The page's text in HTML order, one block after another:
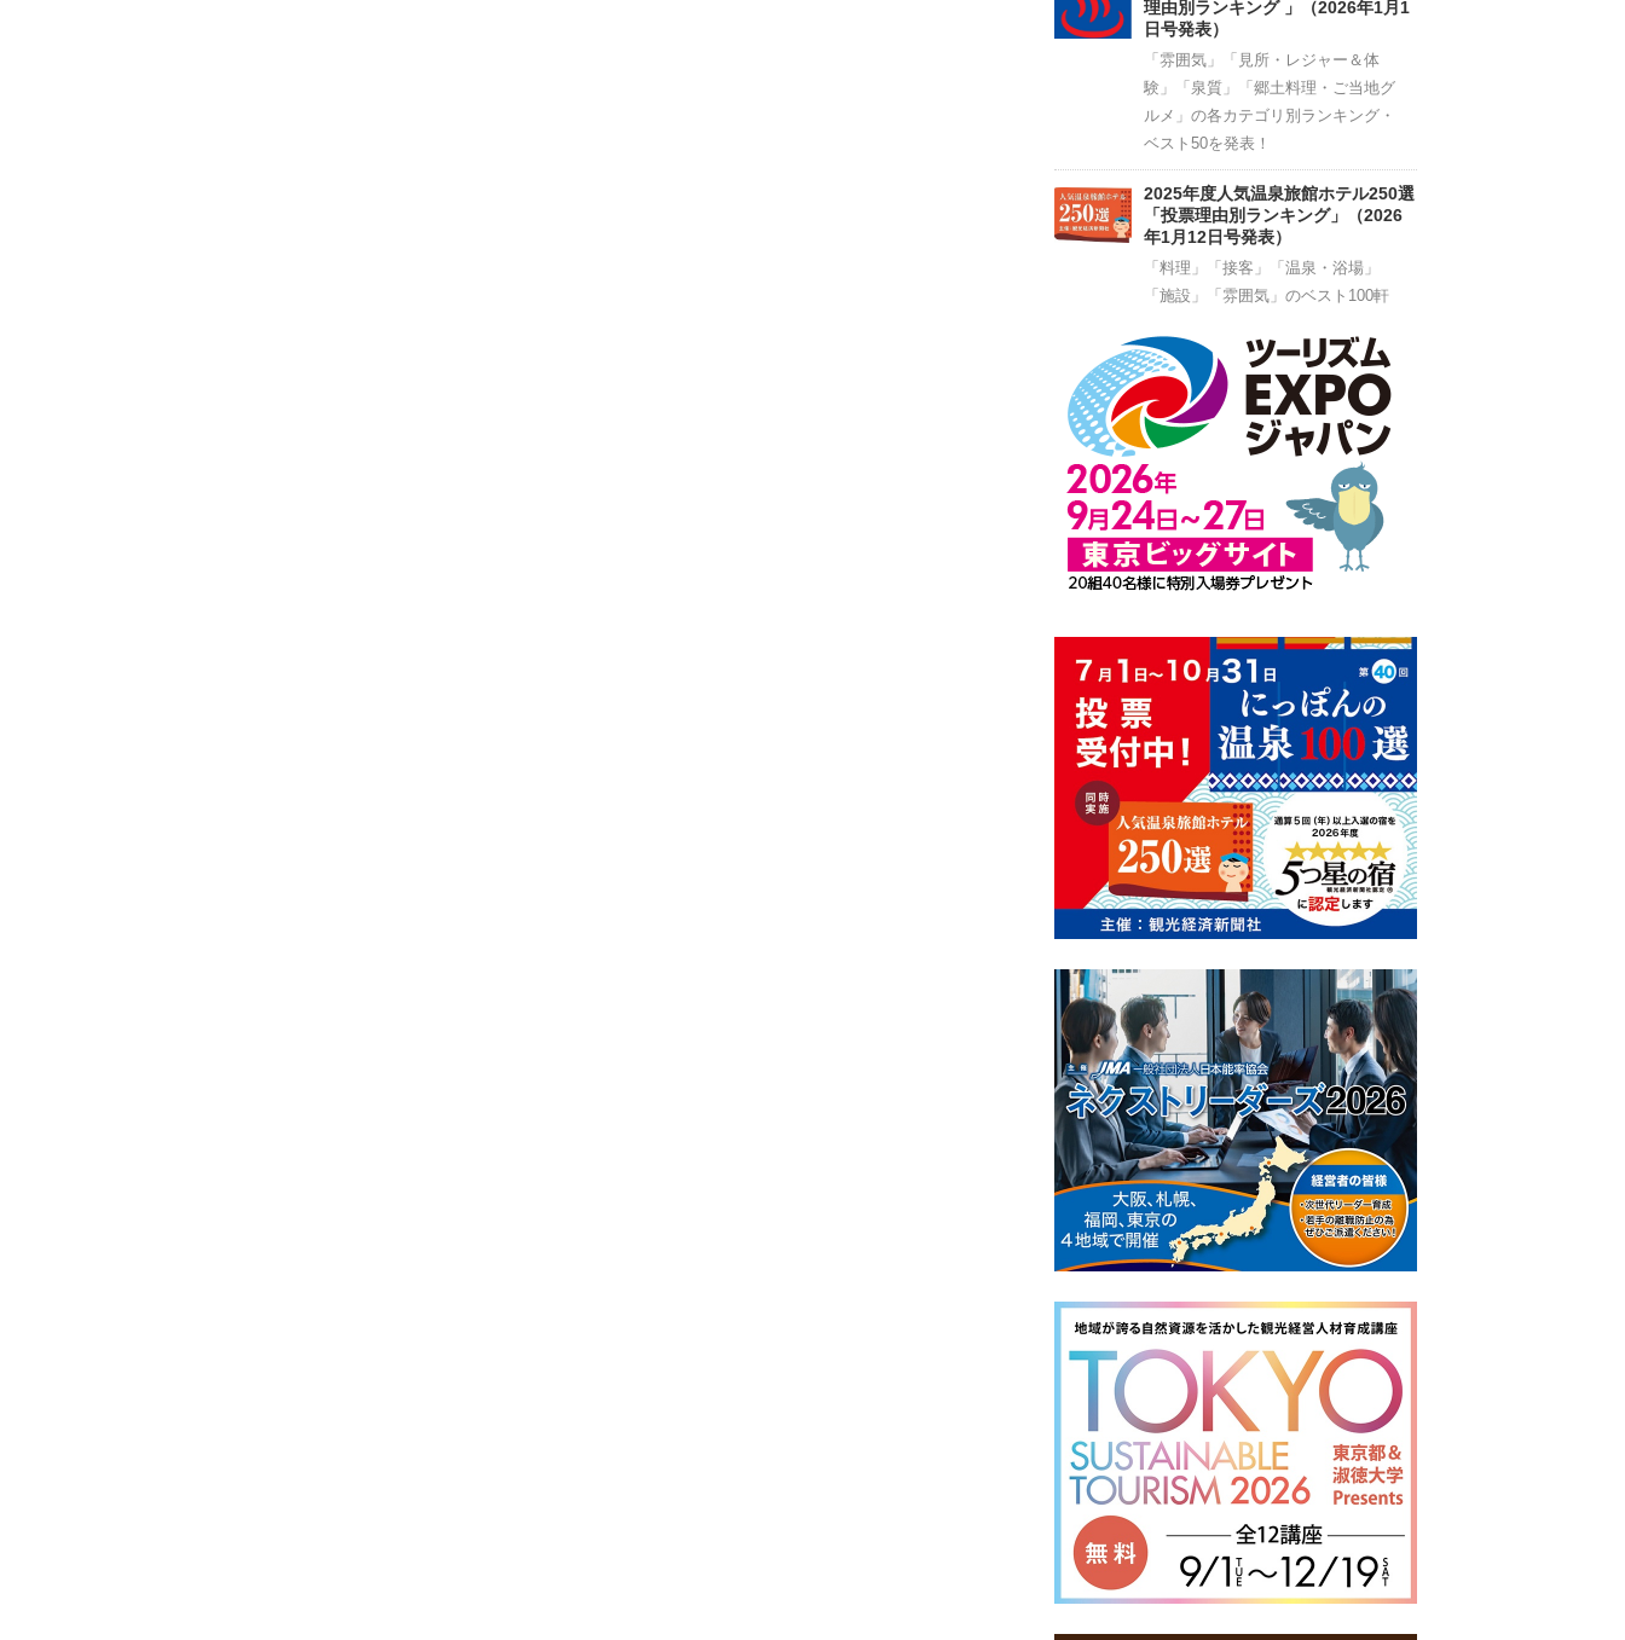
理由別ランキング 」（2026年1月1
日号発表）
「雰囲気」「見所・レジャー＆体
験」「泉質」「郷土料理・ご当地グ
ルメ」の各カテゴリ別ランキング・
ベスト50を発表！
2025年度人気温泉旅館ホテル250選
「投票理由別ランキング」（2026
年1月12日号発表）
「料理」「接客」「温泉・浴場」
「施設」「雰囲気」のベスト100軒